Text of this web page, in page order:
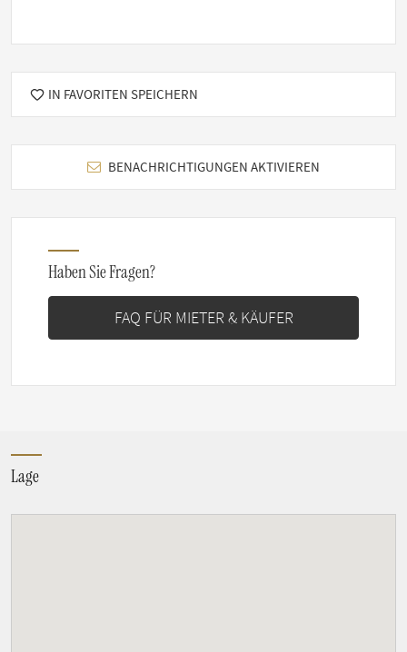
IN FAVORITEN SPEICHERN
BENACHRICHTIGUNGEN AKTIVIEREN
Haben Sie Fragen?
FAQ FÜR MIETER & KÄUFER
Lage